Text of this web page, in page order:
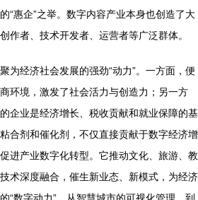
“惠企”之举。数字内容产业本身也创造了大
作者、技术开发者、运营者等广泛群体。
为经济社会发展的强劲“动力”。一方面，便
环境，激发了社会活力与创造力；另一方
企业是经济增长、税收贡献和就业保障的基
合剂和催化剂，不仅直接贡献于数字经济增
进产业数字化转型。它推动文化、旅游、教
术深度融合，催生新业态、新模式，为经济